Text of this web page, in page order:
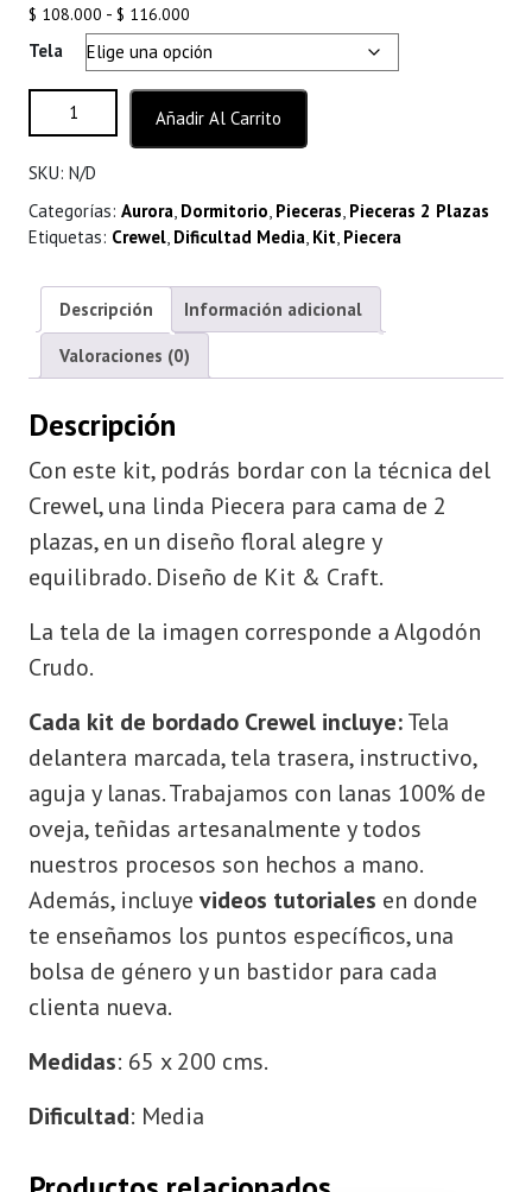
$ 108.000 - $ 116.000
de
precios:
desde
$ 108.000
hasta
Tela
Piecera 2P Aurora cantidad
Añadir Al Carrito
SKU: N/D
Categorías: Aurora, Dormitorio, Pieceras, Pieceras 2 Plazas
Etiquetas: Crewel, Dificultad Media, Kit, Piecera
Descripción Información adicional
Valoraciones (0)
Descripción
Con este kit, podrás bordar con la técnica del
Crewel, una linda Piecera para cama de 2
plazas, en un diseño floral alegre y
equilibrado. Diseño de Kit & Craft.
La tela de la imagen corresponde a Algodón
Crudo.
Cada kit de bordado Crewel incluye:Tela
delantera marcada, tela trasera, instructivo,
aguja y lanas. Trabajamos con lanas 100% de
oveja, teñidas artesanalmente y todos
nuestros procesos son hechos a mano.
Además, incluye videos tutoriales en donde
te enseñamos los puntos específicos, una
bolsa de género y un bastidor para cada
clienta nueva.
Medidas: 65 x 200 cms.
Dificultad: Media